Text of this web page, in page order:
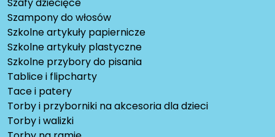
Szafy dziecięce
Szampony do włosów
Szkolne artykuły papiernicze
Szkolne artykuły plastyczne
Szkolne przybory do pisania
Tablice i flipcharty
Tace i patery
Torby i przyborniki na akcesoria dla dzieci
Torby i walizki